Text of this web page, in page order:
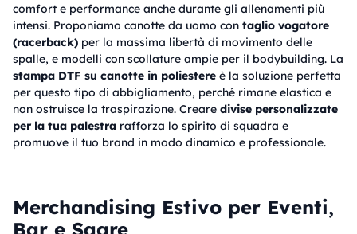
comfort e performance anche durante gli allenamenti più
intensi. Proponiamo canotte da uomo con taglio vogatore
(racerback) per la massima libertà di movimento delle
spalle, e modelli con scollature ampie per il bodybuilding. La
stampa DTF su canotte in poliestere è la soluzione perfetta
per questo tipo di abbigliamento, perché rimane elastica e
non ostruisce la traspirazione. Creare divise personalizzate
per la tua palestra rafforza lo spirito di squadra e
promuove il tuo brand in modo dinamico e professionale.
Merchandising Estivo per Eventi,
Bar e Sagre